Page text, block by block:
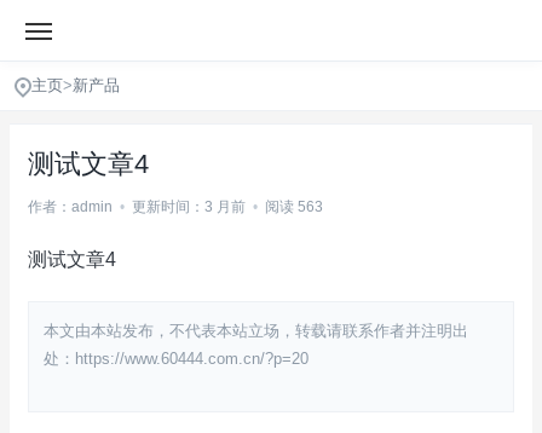
主页>新产品
测试文章4
作者：admin • 更新时间：3 月前 • 阅读 563
测试文章4
本文由本站发布，不代表本站立场，转载请联系作者并注明出
处：https://www.60444.com.cn/?p=20